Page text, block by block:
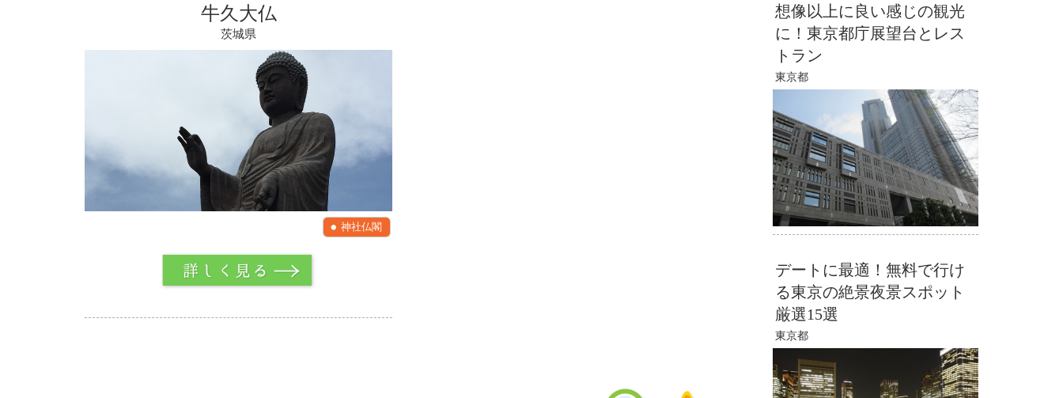
牛久大仏
茨城県
神社仏閣
想像以上に良い感じの観光
に！東京都庁展望台とレス
トラン
東京都
デートに最適！無料で行け
る東京の絶景夜景スポット
厳選15選
東京都